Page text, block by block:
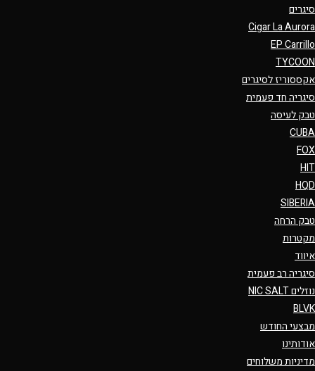
סיגרים
Cigar La Aurora
EP Carrillo
TYCOON
אקססוריז לסיגרים
סיגריה חד פעמית
טבק לעיסה
CUBA
FOX
HIT
HQD
SIBERIA
טבק הרחה
מקטרות
איווד
סיגריה רב פעמית
נוזלים NIC SALT
BLVK
מבצעי החודש
אודותינו
מדיניות משלוחים